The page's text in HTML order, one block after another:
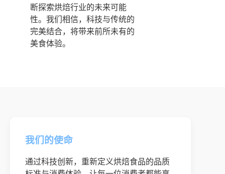
断探索烘焙行业的未来可能
性。我们相信，科技与传统的
完美结合，将带来前所未有的
美食体验。
我们的使命
通过科技创新，重新定义烘焙食品的品质